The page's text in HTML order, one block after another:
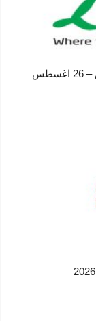
عروض لولو قطر اليوم اهلا بالصيف 4 اغسطس – 26 اغسطس